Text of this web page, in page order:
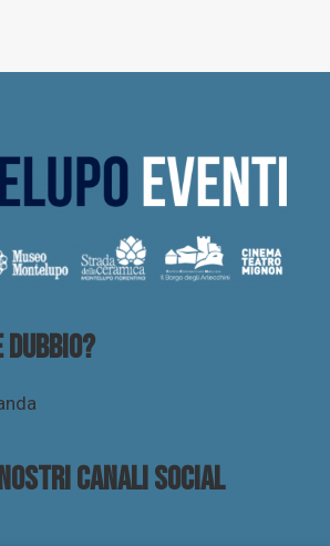
dubbio?
canali social